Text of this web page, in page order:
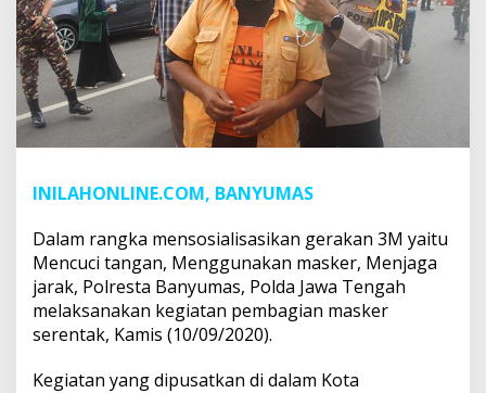
INILAHONLINE.COM, BANYUMAS
Dalam rangka mensosialisasikan gerakan 3M yaitu
Mencuci tangan, Menggunakan masker, Menjaga
jarak, Polresta Banyumas, Polda Jawa Tengah
melaksanakan kegiatan pembagian masker
serentak, Kamis (10/09/2020).
Kegiatan yang dipusatkan di dalam Kota